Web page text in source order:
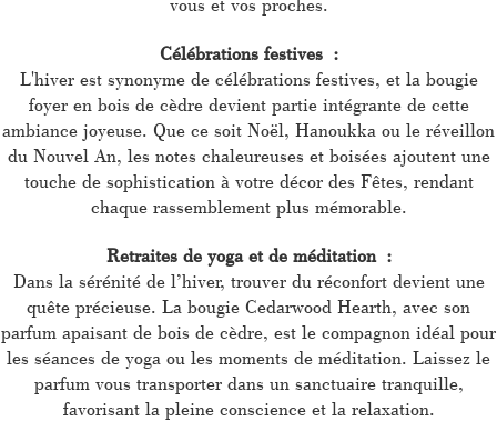
Célébrations festives :
L'hiver est synonyme de célébrations festives, et la bougie
foyer en bois de cèdre devient partie intégrante de cette
ambiance joyeuse. Que ce soit Noël, Hanoukka ou le réveillon
du Nouvel An, les notes chaleureuses et boisées ajoutent une
touche de sophistication à votre décor des Fêtes, rendant
chaque rassemblement plus mémorable.
Retraites de yoga et de méditation :
Dans la sérénité de l’hiver, trouver du réconfort devient une
quête précieuse. La bougie Cedarwood Hearth, avec son
parfum apaisant de bois de cèdre, est le compagnon idéal pour
les séances de yoga ou les moments de méditation. Laissez le
parfum vous transporter dans un sanctuaire tranquille,
favorisant la pleine conscience et la relaxation.